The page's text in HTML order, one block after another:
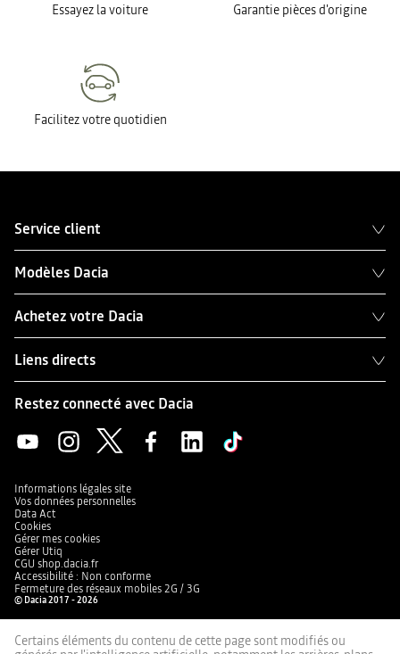
Essayez la voiture Garantie pièces d'origine
Facilitez votre quotidien
Service client
Modèles Dacia
Achetez votre Dacia
Liens directs
Restez connecté avec Dacia
Informations légales site
Vos données personnelles
Data Act
Cookies
Gérer mes cookies
Gérer Utiq
CGU shop.dacia.fr
Accessibilité : Non conforme
Fermeture des réseaux mobiles 2G / 3G
© Dacia 2017 - 2026
Certains éléments du contenu de cette page sont modifiés ou